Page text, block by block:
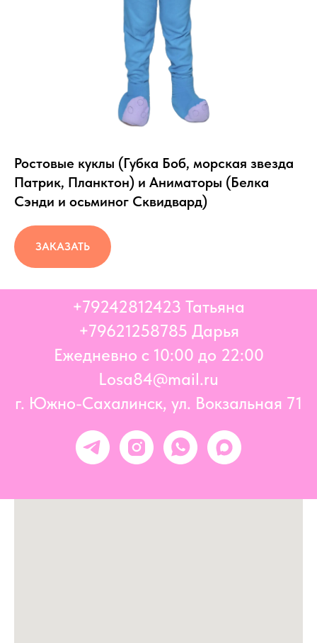
Ростовые куклы (Губка Боб, морская звезда
Патрик, Планктон) и Аниматоры (Белка
Сэнди и осьминог Сквидвард)
ЗАКАЗАТЬ
+79242812423 Татьяна
+79621258785 Дарья
Ежедневно с 10:00 до 22:00
Losa84@mail.ru
г. Южно-Сахалинск, ул. Вокзальная 71